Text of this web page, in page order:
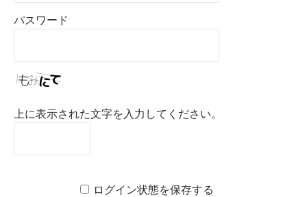
パスワード
上に表示された文字を入力してください。
ログイン状態を保存する